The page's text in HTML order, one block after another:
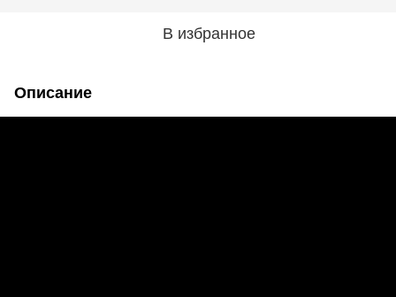
В избранное
Описание